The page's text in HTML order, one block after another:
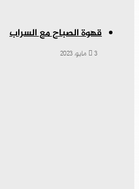
قهوة الصباح مع السراب
3 مايو، 2023